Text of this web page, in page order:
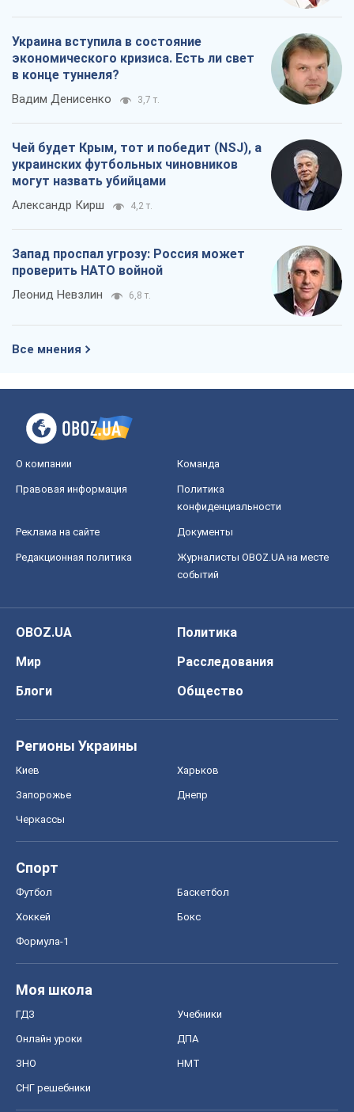
Украина вступила в состояние
экономического кризиса. Есть ли свет
в конце туннеля?
Вадим Денисенко 3,7 т.
Чей будет Крым, тот и победит (NSJ), а
украинских футбольных чиновников
могут назвать убийцами
Александр Кирш 4,2 т.
Запад проспал угрозу: Россия может
проверить НАТО войной
Леонид Невзлин 6,8 т.
Все мнения
О компании Команда
Правовая информация
Политика
конфиденциальности
Реклама на сайте Документы
Редакционная политика
Журналисты OBOZ.UA на месте
событий
OBOZ.UA
Политика
Мир
Расследования
Блоги
Общество
Регионы Украины
Киев Харьков
Запорожье Днепр
Черкассы
Спорт
Футбол Баскетбол
Хоккей Бокс
Формула-1
Моя школа
ГДЗ Учебники
Онлайн уроки ДПА
ЗНО НМТ
СНГ решебники